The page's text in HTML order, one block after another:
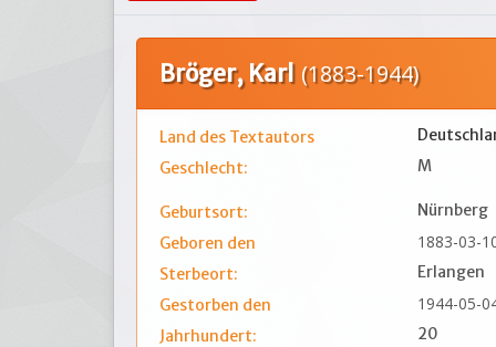
Bröger, Karl (1883-1944)
Land des Textautors
Geschlecht:
M
Geburtsort:
Nürnberg
Geboren den
1883-03-
Sterbeort:
Erlangen
Gestorben den
1944-05-
Jahrhundert: 20